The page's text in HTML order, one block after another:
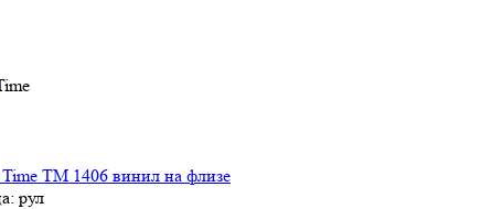
TM 1406 винил на флизе
рул